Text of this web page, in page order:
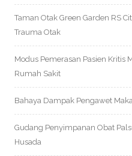
Taman Otak Green Garden RS
Trauma Otak
Modus Pemerasan Pasien Kritis
Rumah Sakit
Bahaya Dampak Pengawet
Gudang Penyimpanan Obat
Husada